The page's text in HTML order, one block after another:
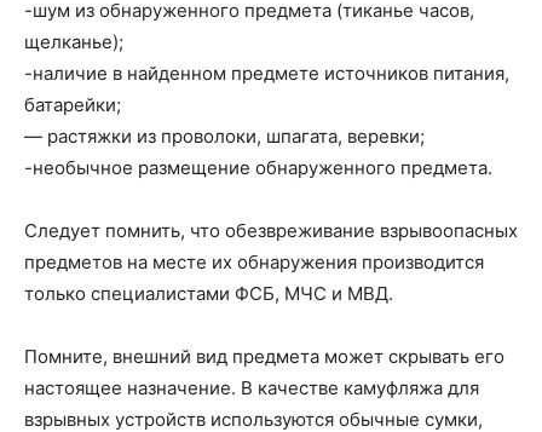
-шум из обнаруженного предмета (тиканье часов,
щелканье);
-наличие в найденном предмете источников питания,
батарейки;
— растяжки из проволоки, шпагата, веревки;
-необычное размещение обнаруженного предмета.
Следует помнить, что обезвреживание взрывоопасных
предметов на месте их обнаружения производится
только специалистами ФСБ, МЧС и МВД.
Помните, внешний вид предмета может скрывать его
настоящее назначение. В качестве камуфляжа для
взрывных устройств используются обычные сумки,